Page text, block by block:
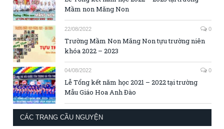
Mầm non Măng Non
22/08/2022 0
Trường Mầm Non Măng Non tựu trường niên
khóa 2022 – 2023
04/08/2022 0
Lễ Tổng kết năm học 2021 – 2022 tại trường
Mẫu Giáo Hoa Anh Đào
CÁC TRANG CẦU NGUYỆN